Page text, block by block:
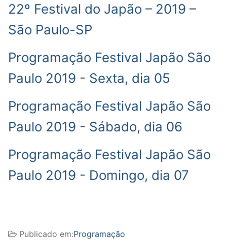
22º Festival do Japão – 2019 –
São Paulo-SP
Programação Festival Japão São
Paulo 2019 - Sexta, dia 05
Programação Festival Japão São
Paulo 2019 - Sábado, dia 06
Programação Festival Japão São
Paulo 2019 - Domingo, dia 07
Publicado em:Programação